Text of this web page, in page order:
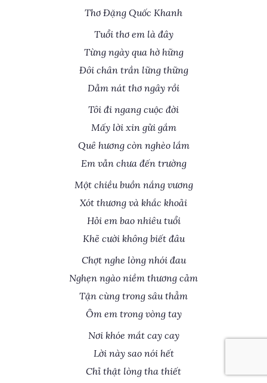
Thơ Đặng Quốc Khanh
Tuổi thơ em là đây
Từng ngày qua hờ hững
Đôi chân trần lững thững
Dẫm nát thơ ngây rồi
Tôi đi ngang cuộc đời
Mấy lời xin gửi gắm
Quê hương còn nghèo lắm
Em vẫn chưa đến trường
Một chiều buồn nắng vương
Xót thương và khắc khoải
Hỏi em bao nhiêu tuổi
Khẽ cười không biết đâu
Chợt nghe lòng nhói đau
Nghẹn ngào niềm thương cảm
Tận cùng trong sâu thẳm
Ôm em trong vòng tay
Nơi khóe mắt cay cay
Lời này sao nói hết
Chỉ thật lòng tha thiết